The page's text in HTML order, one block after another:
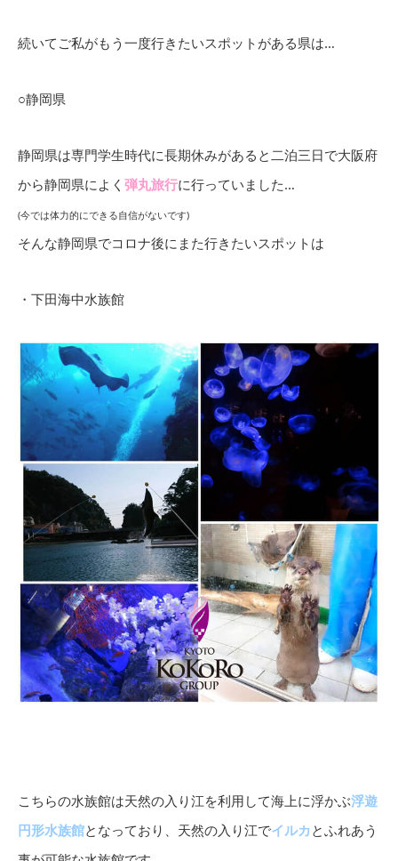
続いてご私がもう一度行きたいスポットがある県は…
○静岡県
静岡県は専門学生時代に長期休みがあると二泊三日で大阪府
から静岡県によく 弾丸旅行に行っていました…
(今では体力的にできる自信がないです)
そんな静岡県でコロナ後にまた行きたいスポットは
・下田海中水族館
こちらの水族館は天然の入り江を利用して海上に浮かぶ浮遊
円形水族館となっており、天然の入り江でイルカとふれあう